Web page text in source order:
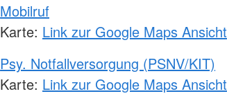
Mobilruf
Karte: Link zur Google Maps Ansicht
Psy. Notfallversorgung (PSNV/KIT)
Karte: Link zur Google Maps Ansicht